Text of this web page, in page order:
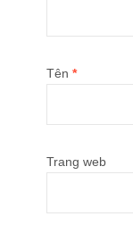
Tên *
Trang web